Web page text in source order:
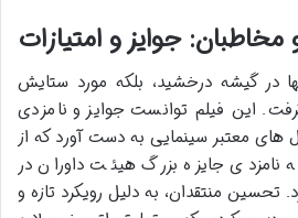
جوایز و امتیازات
در گیشه درخشید، بلکه مورد ستایش
این فیلم توانست جوایز و نامزدی
های معتبر سینمایی به دست آورد که از
جایزه بزرگ هیئت داوران در
تحسین منتقدان، به دلیل رویکرد تازه و